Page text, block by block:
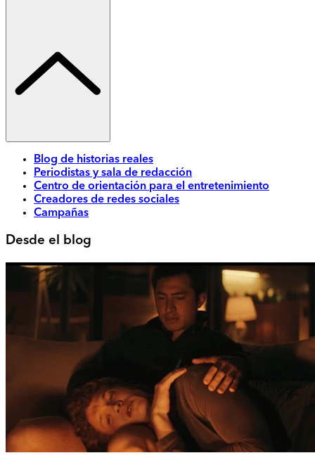
Blog de historias reales
Periodistas y sala de redacción
Centro de orientación para el entretenimiento
Creadores de redes sociales
Campañas
Desde el blog